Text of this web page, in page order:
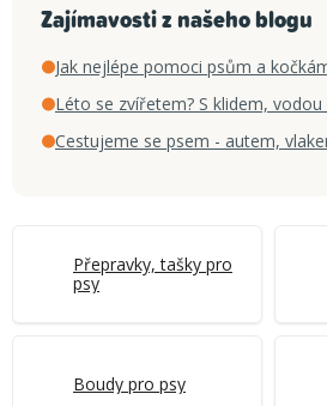
Zajímavosti z našeho blogu
Přepravky, tašky pro
psy
Boudy pro psy